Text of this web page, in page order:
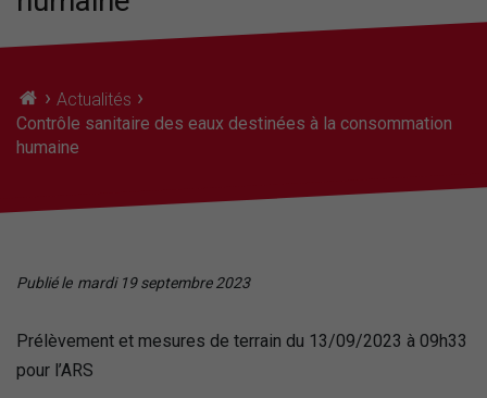
› Actualités ›
Contrôle sanitaire des eaux destinées à la consommation
humaine
Publié le mardi 19 septembre 2023
Prélèvement et mesures de terrain du 13/09/2023 à 09h33
pour l’ARS